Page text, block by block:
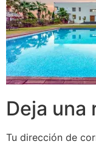
Deja una
Tu dirección de